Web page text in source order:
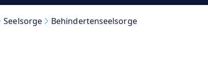
Seelsorge Behindertenseelsorge